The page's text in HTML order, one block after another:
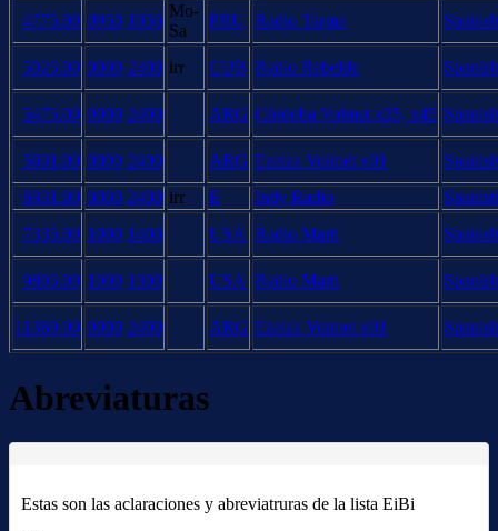
4775.00 0950 1050
Mo-
Sa
PRU Radio Tarma
5025.00 0000 2400 irr CUB Radio Rebelde
5475.00 0000 2400 ARG Córdoba Volmet x25, x45
5601.00 0000 2400 ARG Ezeiza Volmet x01
6931.00 0000 2400 irr E Indy Radio
7335.00 1000 1400 USA Radio Marti
9805.00 1000 1300 USA Radio Marti
11369.00 0000 2400 ARG Ezeiza Volmet x01
Abreviaturas
Estas son las aclaraciones y abreviatruras de la lista EiBi